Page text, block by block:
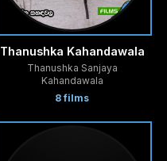
Thanushka Kahandawala
Thanushka Sanjaya
Kahandawala
8 films